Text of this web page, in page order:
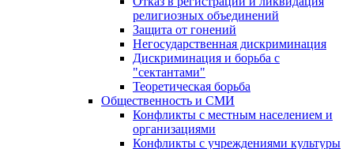
религиозных объединений
Защита от гонений
Негосударственная дискриминация
Дискриминация и борьба с
"сектантами"
Теоретическая борьба
Общественность и СМИ
Конфликты с местным населением и
организациями
Конфликты с учреждениями культуры